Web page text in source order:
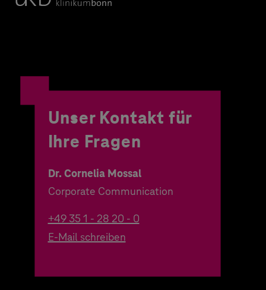
Unser Kontakt für
Ihre Fragen
Dr. Cornelia Mossal
Corporate Communication
+49 35 1 - 28 20 - 0
E-Mail schreiben